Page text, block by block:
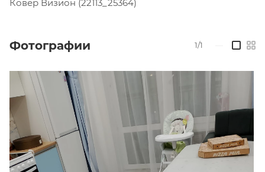
Ковер Визион (22113_25364)
Фотографии 1/1